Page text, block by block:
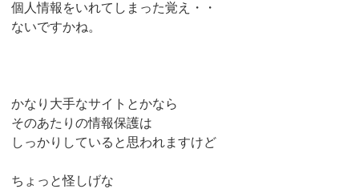
個人情報をいれてしまった覚え・・
ないですかね。
かなり大手なサイトとかなら
そのあたりの情報保護は
しっかりしていると思われますけど
ちょっと怪しげな